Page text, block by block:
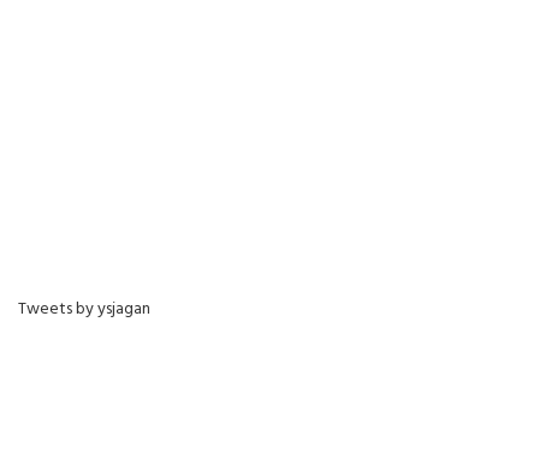
Tweets by ysjagan